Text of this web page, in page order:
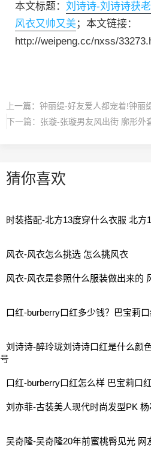
本文标题： 刘诗诗-刘诗诗获
风衣又帅又美；本文链接：
http://weipeng.cc/nxss/
上一篇： 钟丽缇-好友爱人都宠着!钟丽
下一篇： 张璇-张璇男友风出街 廓形外
猜你喜欢
时装搭配-北方13度穿什么衣服 北方
风衣-风衣怎么挑选 怎么挑风衣
风衣-风衣是参照什么服装做出来的
口红-burberry口红多少钱？巴宝莉
刘诗诗-醉玲珑刘诗诗口红是什么颜
号
口红-burberry口红怎么样 巴宝莉口
刘亦菲-古装美人现代时尚发型PK
吴奇隆-吴奇隆20年前蜜桃臀见光 网